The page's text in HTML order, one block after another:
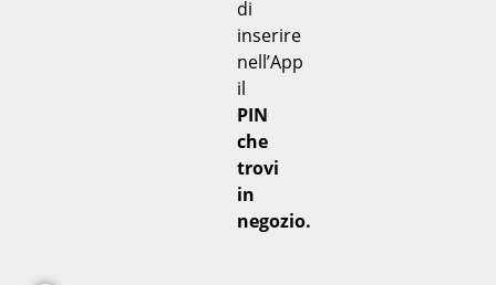
di
inserire
nell’App
il
PIN
che
trovi
in
negozio.